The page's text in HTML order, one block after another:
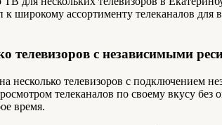
к широкому ассортименту телеканалов
телевизоров с независимыми
несколько телевизоров с подключением
телеканалов по своему вкусу
время.